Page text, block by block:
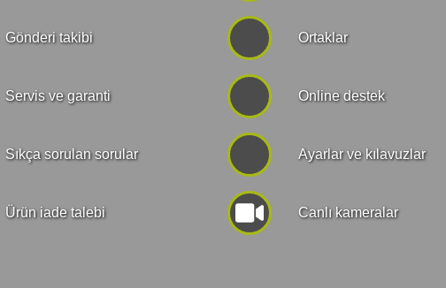
Gönderi takibi
Servis ve garanti
Sıkça sorulan sorular
Ürün iade talebi
Ortaklar
Online destek
Ayarlar ve kılavuzlar
Canlı kameralar